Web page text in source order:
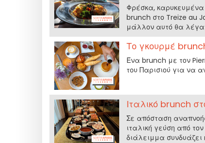
Φρέσκα,
brunch στο Treize au
μάλλον αυτό θα
Το γκουρμέ
Ένα brunch με τον
του Παρισιού για να
Ιταλικό brunch
Σε απόσταση
ιταλική γεύση από
διάλειμμα συνδυάζει